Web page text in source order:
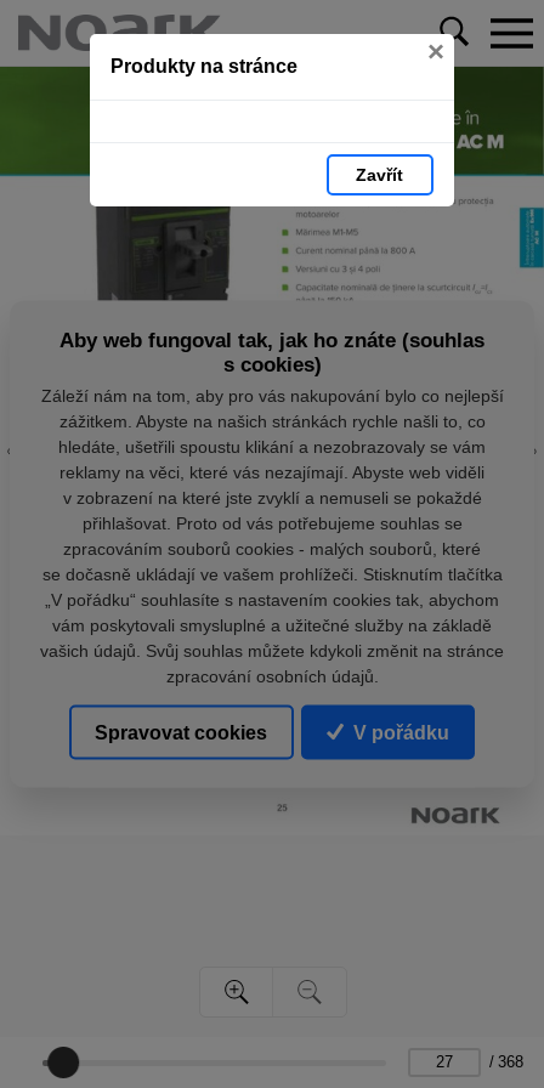
Produkty na stránce ×
Zavřít
/ 368
Aby web fungoval tak, jak ho znáte (souhlas
s cookies)
Záleží nám na tom, aby pro vás nakupování bylo co nejlepší
zážitkem. Abyste na našich stránkách rychle našli to, co
hledáte, ušetřili spoustu klikání a nezobrazovaly se vám
reklamy na věci, které vás nezajímají. Abyste web viděli
v zobrazení na které jste zvyklí a nemuseli se pokaždé
přihlašovat. Proto od vás potřebujeme souhlas se
zpracováním souborů cookies - malých souborů, které
se dočasně ukládají ve vašem prohlížeči. Stisknutím tlačítka
„V pořádku“ souhlasíte s nastavením cookies tak, abychom
vám poskytovali smysluplné a užitečné služby na základě
vašich údajů. Svůj souhlas můžete kdykoli změnit na stránce
zpracování osobních údajů.
Spravovat cookies V pořádku